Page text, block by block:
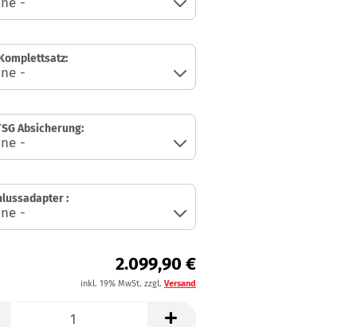
Absicherung:
:
2.099,90 €
inkl. 19% MwSt. zzgl. Versand